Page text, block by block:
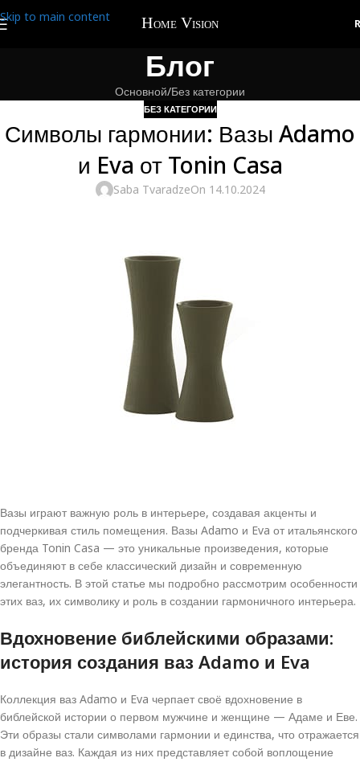
Skip to main content
Блог
Основной Без категории
БЕЗ КАТЕГОРИИ
Символы гармонии: Вазы Adamo
и Eva от Tonin Casa
Saba TvaradzeOn 14.10.2024
Вазы играют важную роль в интерьере, создавая акценты и
подчеркивая стиль помещения. Вазы Adamo и Eva от итальянского
бренда Tonin Casa — это уникальные произведения, которые
объединяют в себе классический дизайн и современную
элегантность. В этой статье мы подробно рассмотрим особенности
этих ваз, их символику и роль в создании гармоничного интерьера.
Вдохновение библейскими образами:
история создания ваз Adamo и Eva
Коллекция ваз Adamo и Eva черпает своё вдохновение в
библейской истории о первом мужчине и женщине — Адаме и Еве.
Эти образы стали символами гармонии и единства, что отражается
в дизайне ваз. Каждая из них представляет собой воплощение